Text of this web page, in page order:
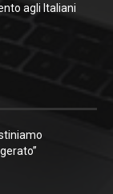
agli Italiani